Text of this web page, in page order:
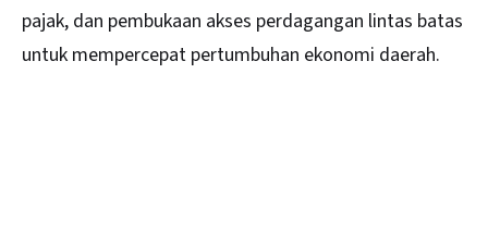
pajak, dan pembukaan akses perdagangan lintas batas
untuk mempercepat pertumbuhan ekonomi daerah.